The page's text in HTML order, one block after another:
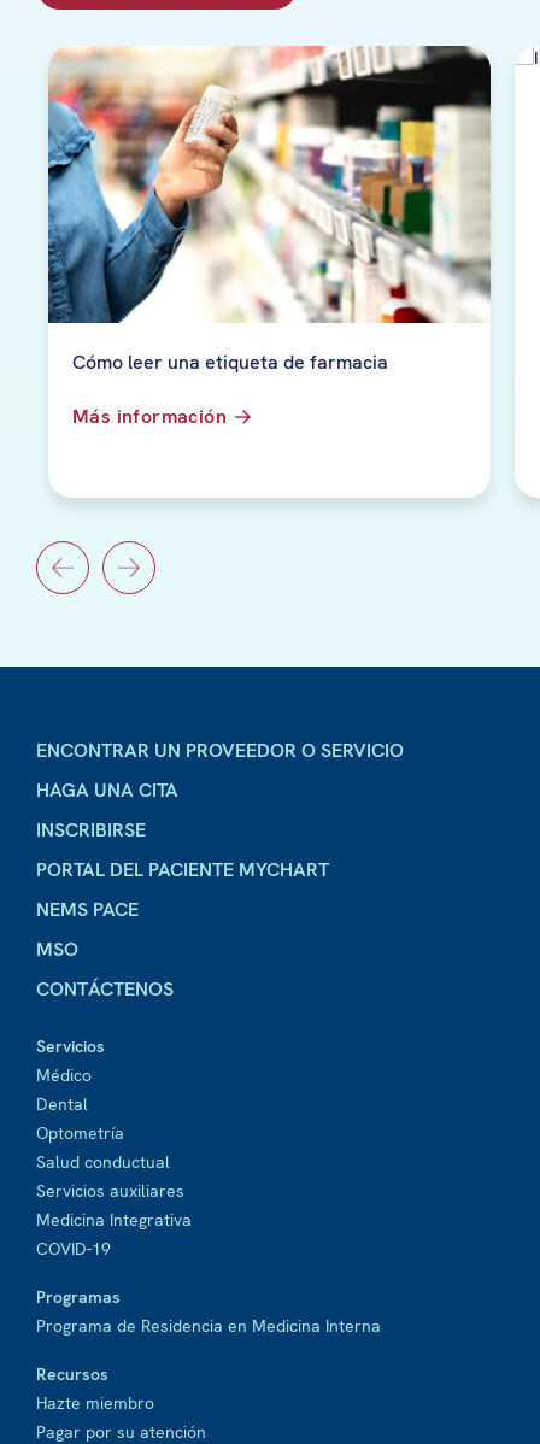
Cómo leer una etiqueta de farmacia
Más información
ENCONTRAR UN PROVEEDOR O SERVICIO
HAGA UNA CITA
INSCRIBIRSE
PORTAL DEL PACIENTE MYCHART
NEMS PACE
MSO
CONTÁCTENOS
Servicios
Médico
Dental
Optometría
Salud conductual
Servicios auxiliares
Medicina Integrativa
COVID-19
Programas
Programa de Residencia en Medicina Interna
Recursos
Hazte miembro
Pagar por su atención